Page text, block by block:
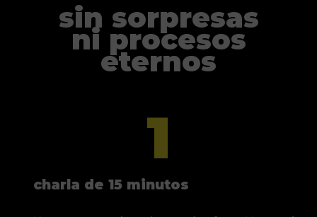
sin sorpresas
ni procesos
eternos
1
charla de 15 minutos